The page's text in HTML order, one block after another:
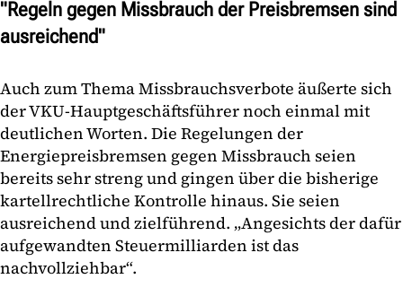
"Regeln gegen Missbrauch der Preisbremsen sind
ausreichend"
Auch zum Thema Missbrauchsverbote äußerte sich
der VKU-Hauptgeschäftsführer noch einmal mit
deutlichen Worten. Die Regelungen der
Energiepreisbremsen gegen Missbrauch seien
bereits sehr streng und gingen über die bisherige
kartellrechtliche Kontrolle hinaus. Sie seien
ausreichend und zielführend. „Angesichts der dafür
aufgewandten Steuermilliarden ist das
nachvollziehbar“.